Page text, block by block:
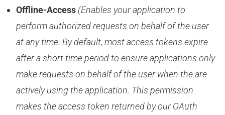
Offline-Access (Enables your application to
perform authorized requests on behalf of the user
at any time. By default, most access tokens expire
after a short time period to ensure applications only
make requests on behalf of the user when the are
actively using the application. This permission
makes the access token returned by our OAuth